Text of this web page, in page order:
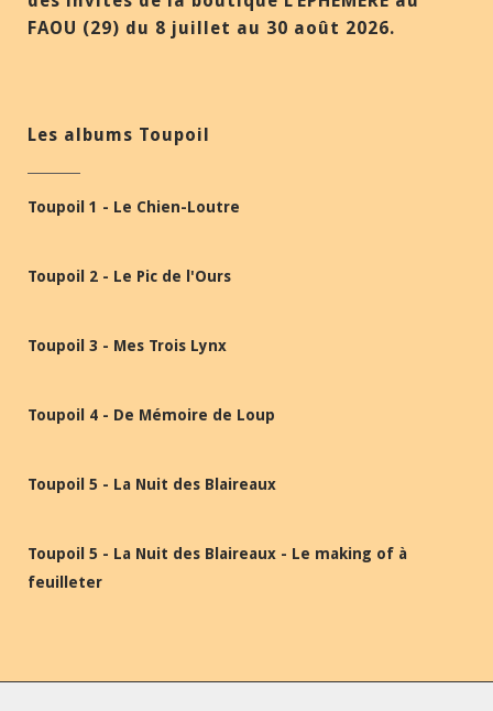
FAOU (29) du 8 juillet au 30 août 2026.
Les albums Toupoil
Toupoil 1 - Le Chien-Loutre
Toupoil 2 - Le Pic de l'Ours
Toupoil 3 - Mes Trois Lynx
Toupoil 4 - De Mémoire de Loup
Toupoil 5 - La Nuit des Blaireaux
Toupoil 5 - La Nuit des Blaireaux - Le making of à
feuilleter